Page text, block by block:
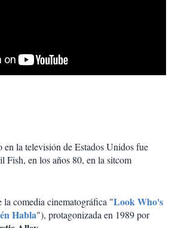
en la televisión de Estados Unidos fue
Fish, en los años 80, en la sitcom
la comedia cinematográfica "Look Who's
Habla"), protagonizada en 1989 por